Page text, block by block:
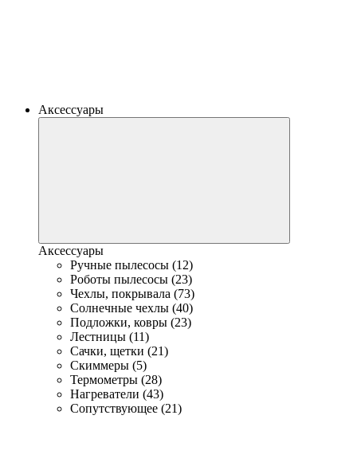
Аксессуары
Аксессуары
Ручные пылесосы (12)
Роботы пылесосы (23)
Чехлы, покрывала (73)
Солнечные чехлы (40)
Подложки, ковры (23)
Лестницы (11)
Сачки, щетки (21)
Скиммеры (5)
Термометры (28)
Нагреватели (43)
Сопутствующее (21)